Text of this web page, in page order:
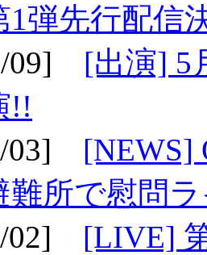
1弾先行配信
09] [出演] 5
!!
03] [NEWS]
難所で慰問
02] [LIVE]